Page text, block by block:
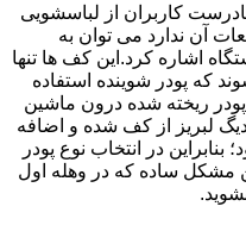
کاربران از لباسشویی
آن ندارد می توان به
اشاره کرد.این کف ها تنها
که پودر شوینده استفاده
ریخته شده درون ماشین
لبریز از کف شده و اضافه
در انتخاب نوع پودر
مشکل ساده که در وهله اول